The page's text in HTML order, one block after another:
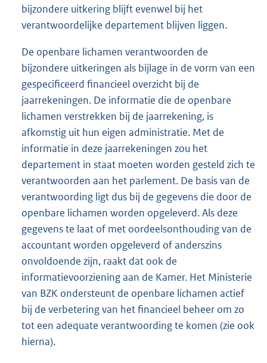
bijzondere uitkering blijft evenwel bij het
verantwoordelijke departement blijven liggen.
De openbare lichamen verantwoorden de
bijzondere uitkeringen als bijlage in de vorm van een
gespecificeerd financieel overzicht bij de
jaarrekeningen. De informatie die de openbare
lichamen verstrekken bij de jaarrekening, is
afkomstig uit hun eigen administratie. Met de
informatie in deze jaarrekeningen zou het
departement in staat moeten worden gesteld zich te
verantwoorden aan het parlement. De basis van de
verantwoording ligt dus bij de gegevens die door de
openbare lichamen worden opgeleverd. Als deze
gegevens te laat of met oordeelsonthouding van de
accountant worden opgeleverd of anderszins
onvoldoende zijn, raakt dat ook de
informatievoorziening aan de Kamer. Het Ministerie
van BZK ondersteunt de openbare lichamen actief
bij de verbetering van het financieel beheer om zo
tot een adequate verantwoording te komen (zie ook
hierna).